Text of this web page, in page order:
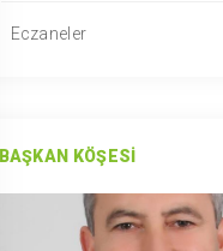
Eczaneler
BAŞKAN KÖŞESI